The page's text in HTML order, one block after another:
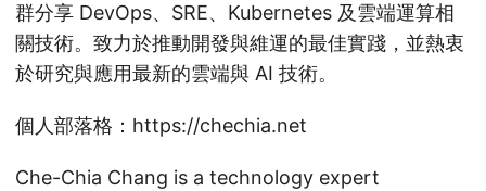
群分享 DevOps、SRE、Kubernetes 及雲端運算相
關技術。致力於推動開發與維運的最佳實踐，並熱衷
於研究與應用最新的雲端與 AI 技術。
個人部落格：https://chechia.net
Che-Chia Chang is a technology expert